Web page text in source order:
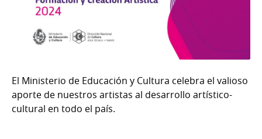
El Ministerio de Educación y Cultura celebra el valioso
aporte de nuestros artistas al desarrollo artístico-
cultural en todo el país.